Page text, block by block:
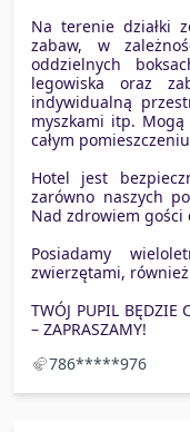
Na terenie działki
zabaw, w
oddzielnych
legowiska oraz
indywidualną
myszkami itp.
całym
Hotel jest
zarówno naszych
Nad zdrowiem
Posiadamy
zwierzętami,
TWÓJ PUPIL BĘDZIE
– ZAPRASZAMY!
786*****976